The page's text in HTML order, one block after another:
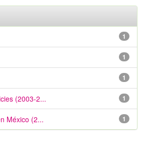
1
1
1
1
(2003-2...
1
México (2...